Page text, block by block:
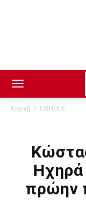
Αρχική ΕΙΔΗΣΕΙΣ
πρώην